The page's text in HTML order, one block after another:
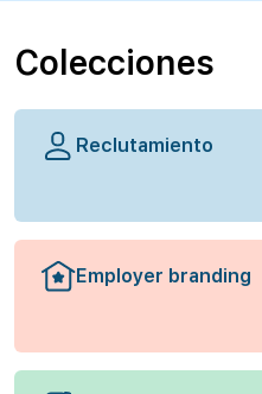
Colecciones
Reclutamiento
Employer branding